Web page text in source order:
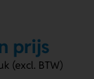
of als een
keuze voor wie op
schrijfervaring.
prijs
(excl. BTW)